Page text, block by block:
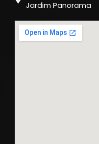
Jardim Panorama